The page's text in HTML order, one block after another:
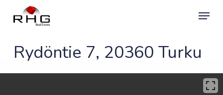
Menu
Rydöntie 7, 20360 Turku